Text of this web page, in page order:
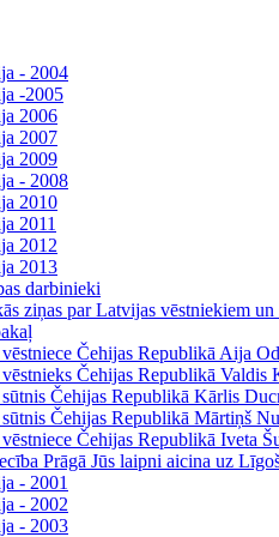
- 2004
-2005
2006
2007
2009
- 2008
2010
2011
2012
2013
darbinieki
ziņas par Latvijas vēstniekiem
Čehijas Republikā Aija
Čehijas Republikā Valdis
Čehijas Republikā Kārlis
Čehijas Republikā Mārtiņš
Čehijas Republikā Iveta
Prāgā Jūs laipni aicina uz
- 2001
- 2002
- 2003